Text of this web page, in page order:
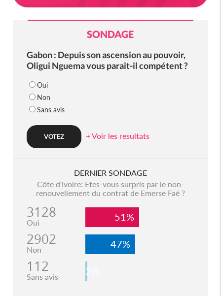
SONDAGE
Gabon : Depuis son ascension au pouvoir,
Oligui Nguema vous parait-il compétent ?
Oui
Non
Sans avis
+ Voir les resultats
DERNIER SONDAGE
Côte d'Ivoire: Etes-vous surpris par le non-
renouvellement du contrat de Emerse Faé ?
3128
Oui 51%
2902
Non 47%
112
Sans avis 2%